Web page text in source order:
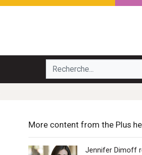
Recherche...
More content from the Plus
Jennifer Dimoff